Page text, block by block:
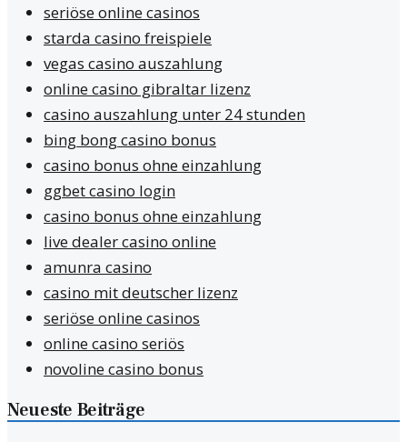
seriöse online casinos
starda casino freispiele
vegas casino auszahlung
online casino gibraltar lizenz
casino auszahlung unter 24 stunden
bing bong casino bonus
casino bonus ohne einzahlung
ggbet casino login
casino bonus ohne einzahlung
live dealer casino online
amunra casino
casino mit deutscher lizenz
seriöse online casinos
online casino seriös
novoline casino bonus
Neueste Beiträge